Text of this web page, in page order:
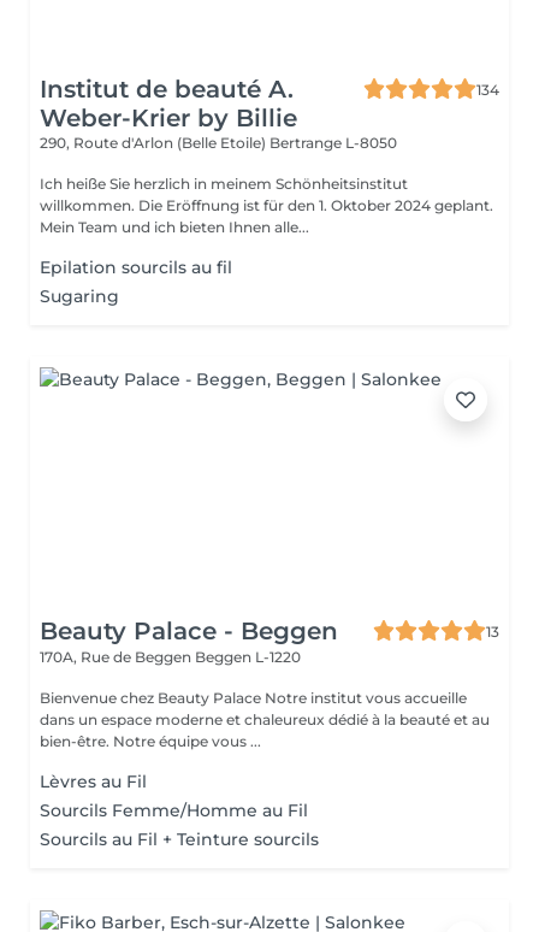
Institut de beauté A.
Weber-Krier by Billie
134
290, Route d'Arlon (Belle Etoile) Bertrange L-8050
Ich heiße Sie herzlich in meinem Schönheitsinstitut
willkommen. Die Eröffnung ist für den 1. Oktober 2024 geplant.
Mein Team und ich bieten Ihnen alle...
Epilation sourcils au fil
Sugaring
Beauty Palace - Beggen
13
170A, Rue de Beggen Beggen L-1220
Bienvenue chez Beauty Palace Notre institut vous accueille
dans un espace moderne et chaleureux dédié à la beauté et au
bien-être. Notre équipe vous ...
Lèvres au Fil
Sourcils Femme/Homme au Fil
Sourcils au Fil + Teinture sourcils